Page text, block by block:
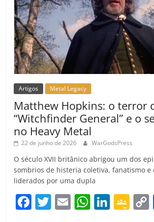
Artigos Metal Legacy
Matthew Hopkins: o terror
“Witchfinder General” e o
no Heavy Metal
22 de junho de 2026 WarGodsPress
O século XVII britânico abrigou um dos
sombrios de histeria coletiva, fanatismo e
liderados por uma dupla
F T E W Li G